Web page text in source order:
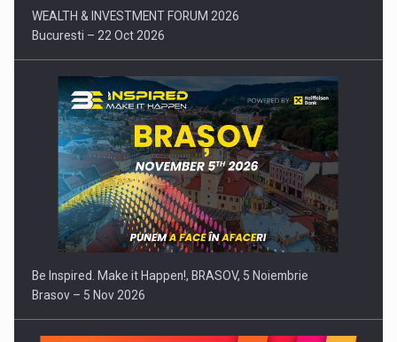
WEALTH & INVESTMENT FORUM 2026
Bucuresti – 22 Oct 2026
Be Inspired. Make it Happen!, BRASOV, 5 Noiembrie
Brasov – 5 Nov 2026